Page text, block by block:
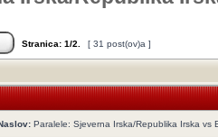
Stranica: 1/2 [ 31 post(ov)a ]
Paralele: Sjeverna Irska/Republika Irska vs